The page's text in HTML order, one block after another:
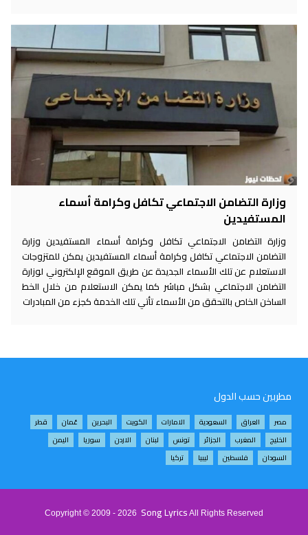
وزارة التضامن الاجتماعي تكافل وكرامة أسماء
المستفيدين
وزارة التضامن الاجتماعي تكافل وكرامة أسماء المستفيدين وزارة
التضامن الاجتماعي تكافل وكرامة أسماء المستفيدين يمكن للمتزوجات
الاستعلام عن تلك الأسماء الجديدة عن طريق الموقع الإلكتروني لوزارة
التضامن الاجتماعي بشكل مباشر كما يمكن الاستعلام من خلال الخط
الساخن الخاص بالتحقق من الأسماء تأتي تلك الخدمة كجزء من المبادرات
مطربين حسب الدول
مصر العراق السعودية الامارات الكويت البحرين عُمان
قطر
الخليج
المغرب الجزائر تونس لبنان الاردن سوريا
اليمن
السودان
فلسطين ليبيا تركيا
Copyright © 2009 - 2026 Song Lyrics All Rights Reserved